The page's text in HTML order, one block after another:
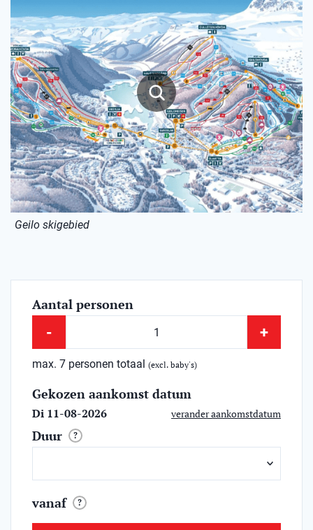
Geilo skigebied
Aantal personen
- +
max. 7 personen totaal (excl. baby's)
Gekozen aankomst datum
Di 11-08-2026 verander aankomstdatum
Duur ?
vanaf ?